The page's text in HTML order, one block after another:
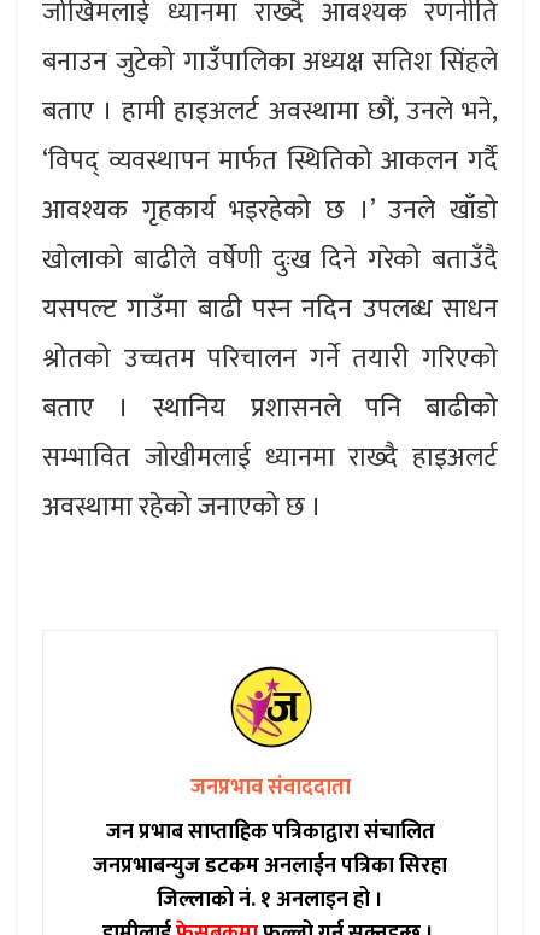
जोखिमलाई ध्यानमा राख्दै आवश्यक रणनीति
बनाउन जुटेको गाउँपालिका अध्यक्ष सतिश सिंहले
बताए । हामी हाइअलर्ट अवस्थामा छौं, उनले भने,
‘विपद् व्यवस्थापन मार्फत स्थितिको आकलन गर्दै
आवश्यक गृहकार्य भइरहेको छ ।’ उनले खाँडो
खोलाको बाढीले वर्षेणी दुःख दिने गरेको बताउँदै
यसपल्ट गाउँमा बाढी पस्न नदिन उपलब्ध साधन
श्रोतको उच्चतम परिचालन गर्ने तयारी गरिएको
बताए । स्थानिय प्रशासनले पनि बाढीको
सम्भावित जोखीमलाई ध्यानमा राख्दै हाइअलर्ट
अवस्थामा रहेको जनाएको छ ।
जनप्रभाव संवाददाता
जन प्रभाब साप्ताहिक पत्रिकाद्वारा संचालित
जनप्रभाबन्युज डटकम अनलाईन पत्रिका सिरहा
जिल्लाको नं. १ अनलाइन हो ।